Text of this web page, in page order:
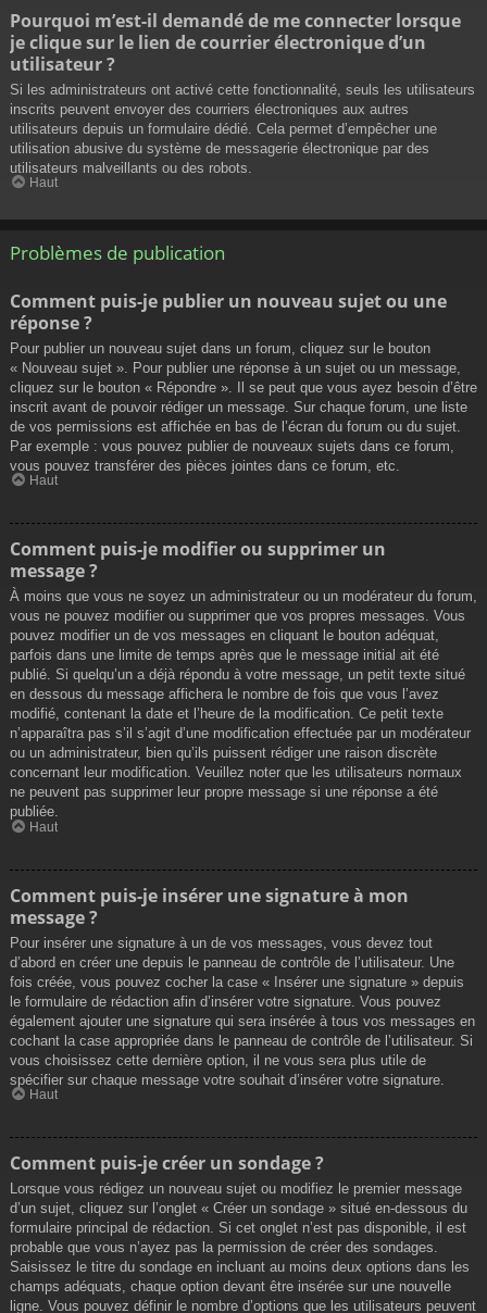
Pourquoi m’est-il demandé de me connecter lorsque
je clique sur le lien de courrier électronique d’un
utilisateur ?
Si les administrateurs ont activé cette fonctionnalité, seuls les utilisateurs
inscrits peuvent envoyer des courriers électroniques aux autres
utilisateurs depuis un formulaire dédié. Cela permet d’empêcher une
utilisation abusive du système de messagerie électronique par des
utilisateurs malveillants ou des robots.
Haut
Problèmes de publication
Comment puis-je publier un nouveau sujet ou une
réponse ?
Pour publier un nouveau sujet dans un forum, cliquez sur le bouton
« Nouveau sujet ». Pour publier une réponse à un sujet ou un message,
cliquez sur le bouton « Répondre ». Il se peut que vous ayez besoin d’être
inscrit avant de pouvoir rédiger un message. Sur chaque forum, une liste
de vos permissions est affichée en bas de l’écran du forum ou du sujet.
Par exemple : vous pouvez publier de nouveaux sujets dans ce forum,
vous pouvez transférer des pièces jointes dans ce forum, etc.
Haut
Comment puis-je modifier ou supprimer un
message ?
À moins que vous ne soyez un administrateur ou un modérateur du forum,
vous ne pouvez modifier ou supprimer que vos propres messages. Vous
pouvez modifier un de vos messages en cliquant le bouton adéquat,
parfois dans une limite de temps après que le message initial ait été
publié. Si quelqu’un a déjà répondu à votre message, un petit texte situé
en dessous du message affichera le nombre de fois que vous l’avez
modifié, contenant la date et l’heure de la modification. Ce petit texte
n’apparaîtra pas s’il s’agit d’une modification effectuée par un modérateur
ou un administrateur, bien qu’ils puissent rédiger une raison discrète
concernant leur modification. Veuillez noter que les utilisateurs normaux
ne peuvent pas supprimer leur propre message si une réponse a été
publiée.
Haut
Comment puis-je insérer une signature à mon
message ?
Pour insérer une signature à un de vos messages, vous devez tout
d’abord en créer une depuis le panneau de contrôle de l’utilisateur. Une
fois créée, vous pouvez cocher la case « Insérer une signature » depuis
le formulaire de rédaction afin d’insérer votre signature. Vous pouvez
également ajouter une signature qui sera insérée à tous vos messages en
cochant la case appropriée dans le panneau de contrôle de l’utilisateur. Si
vous choisissez cette dernière option, il ne vous sera plus utile de
spécifier sur chaque message votre souhait d’insérer votre signature.
Haut
Comment puis-je créer un sondage ?
Lorsque vous rédigez un nouveau sujet ou modifiez le premier message
d’un sujet, cliquez sur l’onglet « Créer un sondage » situé en-dessous du
formulaire principal de rédaction. Si cet onglet n’est pas disponible, il est
probable que vous n’ayez pas la permission de créer des sondages.
Saisissez le titre du sondage en incluant au moins deux options dans les
champs adéquats, chaque option devant être insérée sur une nouvelle
ligne. Vous pouvez définir le nombre d’options que les utilisateurs peuvent